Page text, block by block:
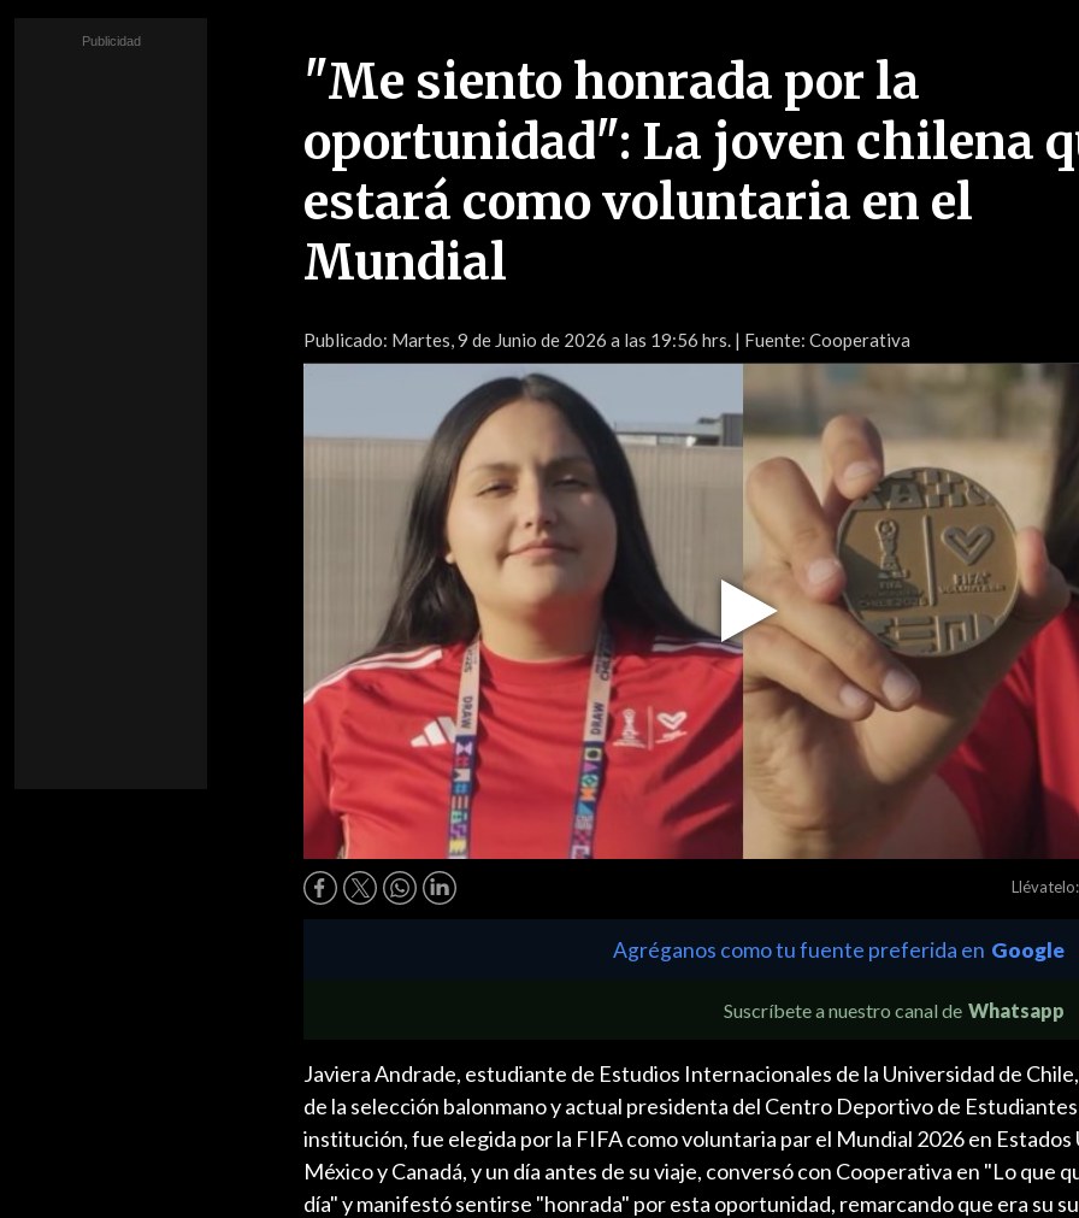
"Me siento honrada por la
oportunidad": La joven chilena
estará como voluntaria en el
Mundial
Publicado: Martes, 9 de Junio de 2026 a las 19:56 hrs. | Fuente: Cooperativa
Play
Video
Llévatelo:
Agréganos como tu fuente preferida en Google
Suscríbete a nuestro canal de Whatsapp
Javiera Andrade, estudiante de Estudios Internacionales de la Universidad de
de la selección balonmano y actual presidenta del Centro Deportivo de
institución, fue elegida por la FIFA como voluntaria par el Mundial 2026 en Estados
México y Canadá, y un día antes de su viaje, conversó con Cooperativa en "Lo que
día" y manifestó sentirse "honrada" por esta oportunidad, remarcando que era su